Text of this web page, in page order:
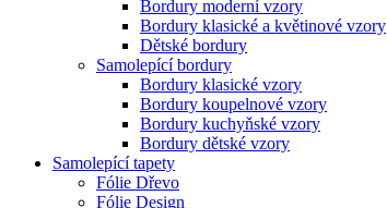
Bordury moderní vzory
Bordury klasické a květinové vzory
Dětské bordury
Samolepící bordury
Bordury klasické vzory
Bordury koupelnové vzory
Bordury kuchyňské vzory
Bordury dětské vzory
Samolepící tapety
Fólie Dřevo
Fólie Design